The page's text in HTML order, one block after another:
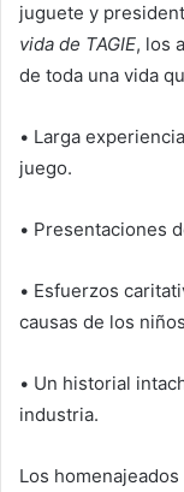
juguete y
vida de TAGIE, los
de toda una vida
• Larga
juego.
• Presentaciones
• Esfuerzos
causas de los
• Un historial
industria.
Los